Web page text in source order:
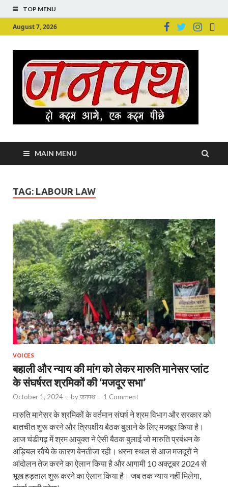
TOP MENU
August 7, 2026
MAIN MENU
TAG: LABOUR LAW
VOICES
बहाली और न्याय की मांग को लेकर मारुति मानेसर प्लांट
के संघर्षरत श्रमिकों की ‘मजदूर सभा’
October 1, 2024 - byजनपथ - 1 Comment
मारुति मानेसर के श्रमिकों के वर्तमान संघर्ष ने श्रम विभाग और सरकार को
बातचीत शुरू करने और त्रिपक्षीय बैठक बुलाने के लिए मजबूर किया है।
आज चंडीगढ़ में श्रम आयुक्त ने ऐसी बैठक बुलाई जो मारुति प्रबंधन के
अड़ियल रवैये के कारण बेनतीजा रही। धरना स्थल से आज मजदूरों ने
आंदोलन तेज करने का ऐलान किया है और आगामी 10 अक्टूबर 2024 से
भूख हड़ताल शुरू करने का ऐलान किया है। जब तक न्याय नहीं मिलेगा,